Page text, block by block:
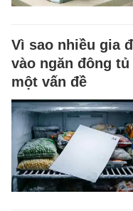
Vì sao nhiều gia
vào ngăn đông
một vấn đề